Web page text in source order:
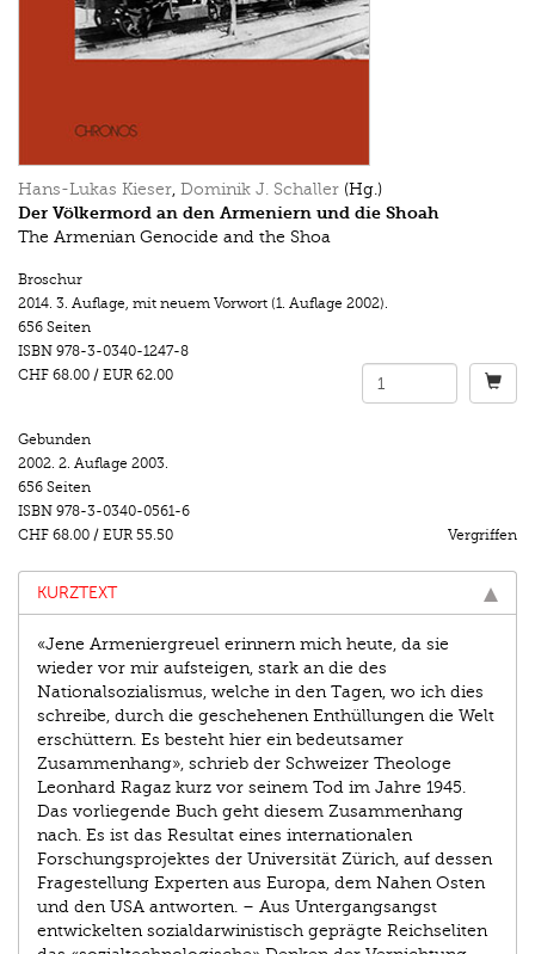
Hans-Lukas Kieser, Dominik J. Schaller (Hg.)
Der Völkermord an den Armeniern und die Shoah
The Armenian Genocide and the Shoa
Broschur
2014. 3. Auflage, mit neuem Vorwort (1. Auflage 2002).
656 Seiten
ISBN 978-3-0340-1247-8
CHF 68.00 / EUR 62.00
Gebunden
2002. 2. Auflage 2003.
656 Seiten
ISBN 978-3-0340-0561-6
CHF 68.00 / EUR 55.50 Vergriffen
KURZTEXT
«Jene Armeniergreuel erinnern mich heute, da sie
wieder vor mir aufsteigen, stark an die des
Nationalsozialismus, welche in den Tagen, wo ich dies
schreibe, durch die geschehenen Enthüllungen die Welt
erschüttern. Es besteht hier ein bedeutsamer
Zusammenhang», schrieb der Schweizer Theologe
Leonhard Ragaz kurz vor seinem Tod im Jahre 1945.
Das vorliegende Buch geht diesem Zusammenhang
nach. Es ist das Resultat eines internationalen
Forschungsprojektes der Universität Zürich, auf dessen
Fragestellung Experten aus Europa, dem Nahen Osten
und den USA antworten. – Aus Untergangsangst
entwickelten sozialdarwinistisch geprägte Reichseliten